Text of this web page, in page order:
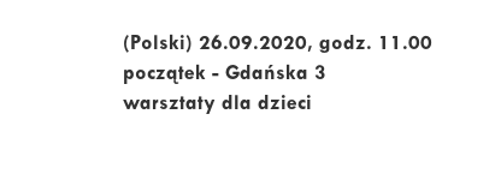
(Polski) 26.09.2020, godz. 11.00
początek - Gdańska 3
warsztaty dla dzieci